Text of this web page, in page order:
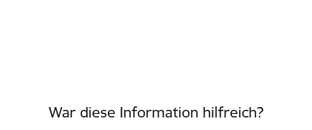
War diese Information hilfreich?